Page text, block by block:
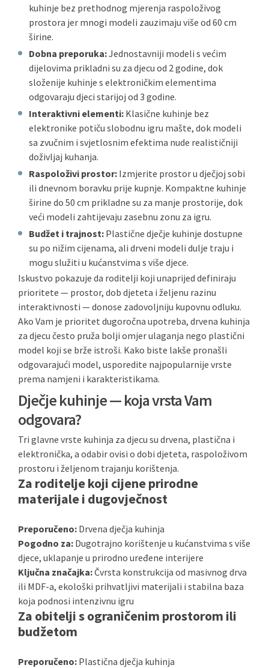
kuhinje bez prethodnog mjerenja raspoloživog
prostora jer mnogi modeli zauzimaju više od 60 cm
širine.
Dobna preporuka:Jednostavniji modeli s većim
dijelovima prikladni su za djecu od 2 godine, dok
složenije kuhinje s elektroničkim elementima
odgovaraju djeci starijoj od 3 godine.
Interaktivni elementi: Klasične kuhinje bez
elektronike potiču slobodnu igru mašte, dok modeli
sa zvučnim i svjetlosnim efektima nude realističniji
doživljaj kuhanja.
Raspoloživi prostor: Izmjerite prostor u dječjoj sobi
ili dnevnom boravku prije kupnje. Kompaktne kuhinje
širine do 50 cm prikladne su za manje prostorije, dok
veći modeli zahtijevaju zasebnu zonu za igru.
Budžet i trajnost: Plastične dječje kuhinje dostupne
su po nižim cijenama, ali drveni modeli dulje traju i
mogu služiti u kućanstvima s više djece.
Iskustvo pokazuje da roditelji koji unaprijed definiraju
prioritete — prostor, dob djeteta i željenu razinu
interaktivnosti — donose zadovoljniju kupovnu odluku.
Ako Vam je prioritet dugoročna upotreba, drvena kuhinja
za djecu često pruža bolji omjer ulaganja nego plastični
model koji se brže istroši. Kako biste lakše pronašli
odgovarajući model, usporedite najpopularnije vrste
prema namjeni i karakteristikama.
Dječje kuhinje — koja vrsta Vam
odgovara?
Tri glavne vrste kuhinja za djecu su drvena, plastična i
elektronička, a odabir ovisi o dobi djeteta, raspoloživom
prostoru i željenom trajanju korištenja.
Za roditelje koji cijene prirodne
materijale i dugovječnost
Preporučeno: Drvena dječja kuhinja
Pogodno za: Dugotrajno korištenje u kućanstvima s više
djece, uklapanje u prirodno uređene interijere
Ključna značajka:Čvrsta konstrukcija od masivnog drva
ili MDF-a, ekološki prihvatljivi materijali i stabilna baza
koja podnosi intenzivnu igru
Za obitelji s ograničenim prostorom ili
budžetom
Preporučeno: Plastična dječja kuhinja